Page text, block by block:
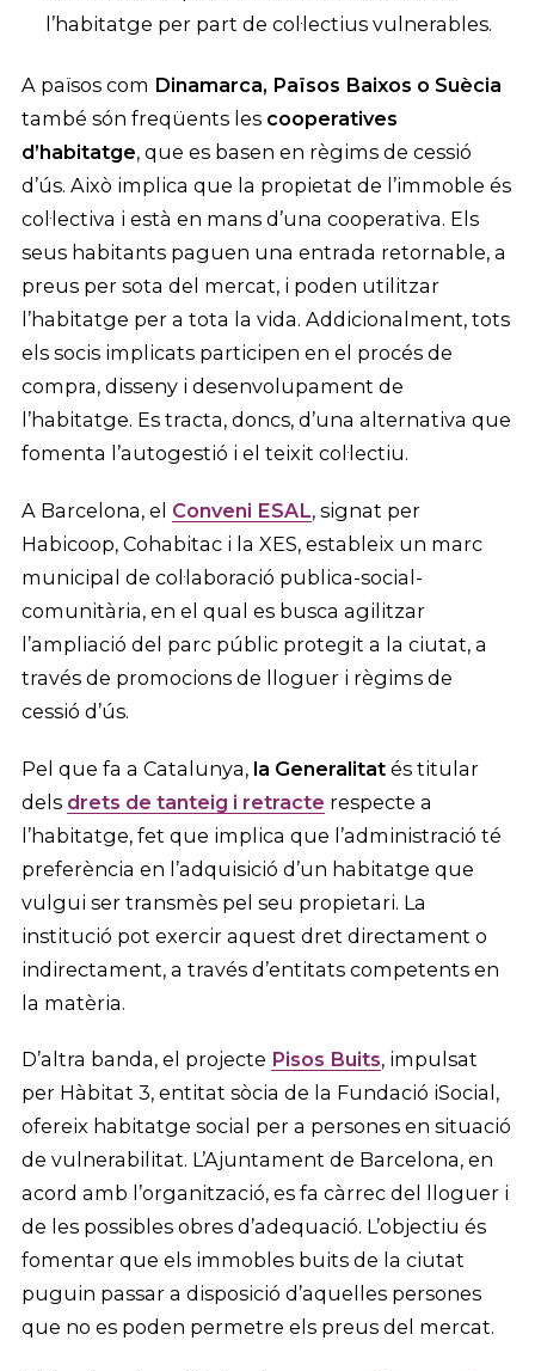
l’habitatge per part de col·lectius vulnerables.
A països com Dinamarca, Països Baixos o Suècia
també són freqüents les cooperatives
d’habitatge, que es basen en règims de cessió
d’ús. Això implica que la propietat de l’immoble és
col·lectiva i està en mans d’una cooperativa. Els
seus habitants paguen una entrada retornable, a
preus per sota del mercat, i poden utilitzar
l’habitatge per a tota la vida. Addicionalment, tots
els socis implicats participen en el procés de
compra, disseny i desenvolupament de
l’habitatge. Es tracta, doncs, d’una alternativa que
fomenta l’autogestió i el teixit col·lectiu.
A Barcelona, el Conveni ESAL, signat per
Habicoop, Cohabitac i la XES, estableix un marc
municipal de col·laboració publica-social-
comunitària, en el qual es busca agilitzar
l’ampliació del parc públic protegit a la ciutat, a
través de promocions de lloguer i règims de
cessió d’ús.
Pel que fa a Catalunya, la Generalitat és titular
dels drets de tanteig i retracte respecte a
l’habitatge, fet que implica que l’administració té
preferència en l’adquisició d’un habitatge que
vulgui ser transmès pel seu propietari. La
institució pot exercir aquest dret directament o
indirectament, a través d’entitats competents en
la matèria.
D’altra banda, el projecte Pisos Buits, impulsat
per Hàbitat 3, entitat sòcia de la Fundació iSocial,
ofereix habitatge social per a persones en situació
de vulnerabilitat. L’Ajuntament de Barcelona, en
acord amb l’organització, es fa càrrec del lloguer i
de les possibles obres d’adequació. L’objectiu és
fomentar que els immobles buits de la ciutat
puguin passar a disposició d’aquelles persones
que no es poden permetre els preus del mercat.